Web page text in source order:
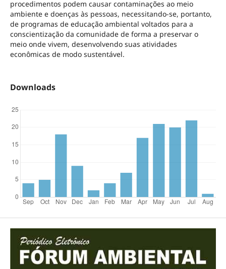
procedimentos podem causar contaminações ao meio
ambiente e doenças às pessoas, necessitando-se, portanto,
de programas de educação ambiental voltados para a
conscientização da comunidade de forma a preservar o
meio onde vivem, desenvolvendo suas atividades
econômicas de modo sustentável.
Downloads